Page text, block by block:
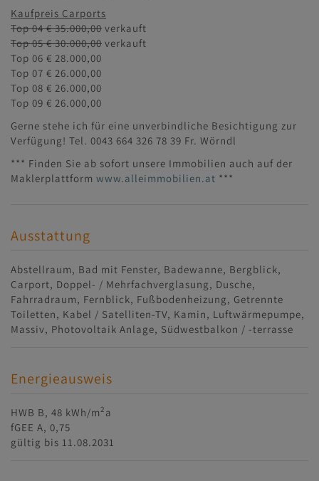
Kaufpreis Carports
Top 04 € 35.000,00 verkauft
Top 05 € 30.000,00 verkauft
Top 06 € 28.000,00
Top 07 € 26.000,00
Top 08 € 26.000,00
Top 09 € 26.000,00
Gerne stehe ich für eine unverbindliche Besichtigung zur
Verfügung! Tel. 0043 664 326 78 39 Fr. Wörndl
*** Finden Sie ab sofort unsere Immobilien auch auf der
Maklerplattform www.alleimmobilien.at ***
Ausstattung
Abstellraum Bad mit Fenster Badewanne Bergblick
Carport Doppel- / Mehrfachverglasung
Dusche
Fahrradraum
Fernblick Fußbodenheizung
Getrennte
Toiletten
Kabel / Satelliten-TV Kamin
Luftwärmepumpe
Massiv Photovoltaik Anlage Südwestbalkon / -terrasse
Energieausweis
HWB B, 48 kWh/m2 a
fGEE A, 0,75
gültig bis 11.08.2031